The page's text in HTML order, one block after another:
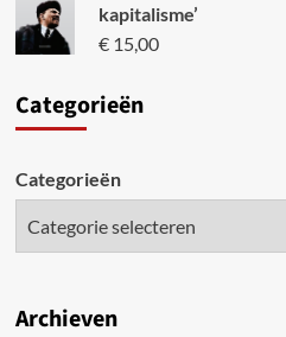
kapitalisme’
€15,00
Categorieën
Categorieën
Archieven